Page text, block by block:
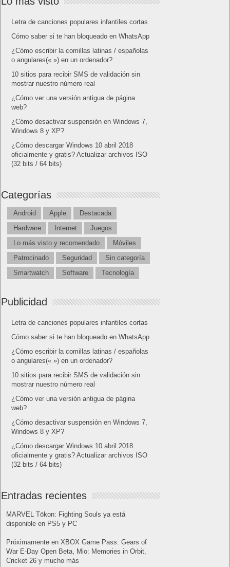
Letra de canciones populares infantiles cortas
Cómo saber si te han bloqueado en WhatsApp
¿Cómo escribir la comillas latinas / españolas
o angulares(« ») en un ordenador?
10 sitios para recibir SMS de validación sin
mostrar nuestro número real
¿Cómo ver una versión antigua de página
web?
¿Cómo desactivar suspensión en Windows 7,
Windows 8 y XP?
¿Cómo descargar Windows 10 abril 2018
oficialmente y gratis? Actualizar archivos ISO
(32 bits / 64 bits)
Categorías
Android Apple
Destacada
Hardware
Internet
Juegos
Lo más visto y recomendado
Móviles
Patrocinado
Seguridad
Sin categoría
Smartwatch
Software Tecnología
Publicidad
Letra de canciones populares infantiles cortas
Cómo saber si te han bloqueado en WhatsApp
¿Cómo escribir la comillas latinas / españolas
o angulares(« ») en un ordenador?
10 sitios para recibir SMS de validación sin
mostrar nuestro número real
¿Cómo ver una versión antigua de página
web?
¿Cómo desactivar suspensión en Windows 7,
Windows 8 y XP?
¿Cómo descargar Windows 10 abril 2018
oficialmente y gratis? Actualizar archivos ISO
(32 bits / 64 bits)
Entradas recientes
MARVEL Tōkon: Fighting Souls ya está
disponible en PS5 y PC
Próximamente en XBOX Game Pass: Gears of
War E-Day Open Beta, Mio: Memories in Orbit,
Cricket 26 y mucho más